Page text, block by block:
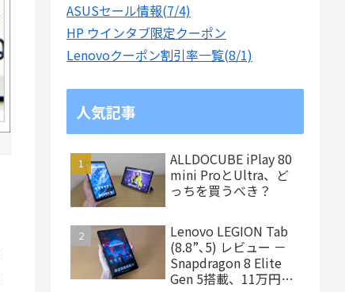
ASUSセール情報(7/4)
HP ウインタブ限定クーポン
Lenovoクーポン割引率一覧(8/1)
人気記事
ALLDOCUBE iPlay 80
mini ProとUltra、ど
っちを買うべき？
Lenovo LEGION Tab
(8.8”､5) レビュー －
Snapdragon 8 Elite
Gen 5搭載、11万円台